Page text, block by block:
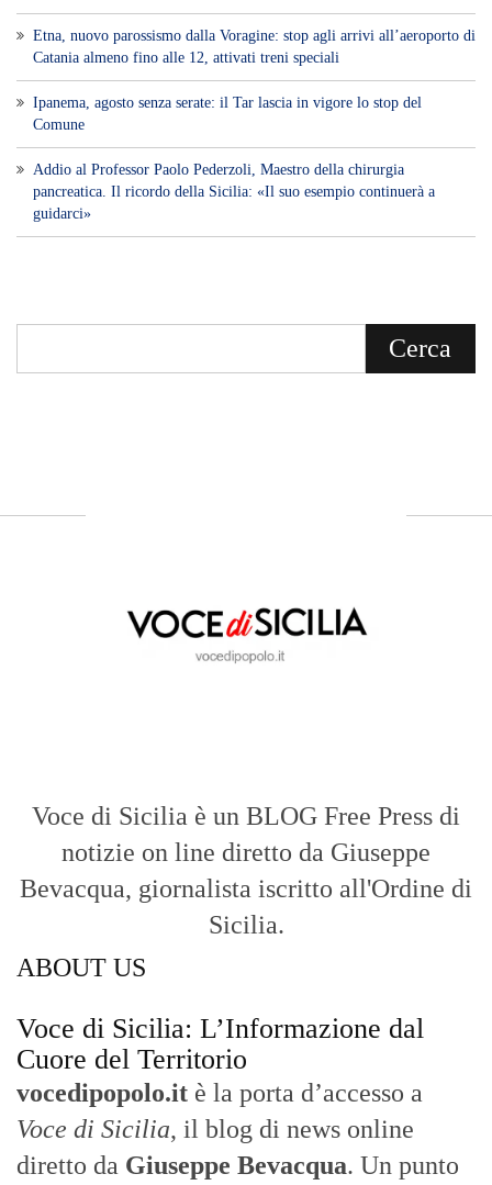
Etna, nuovo parossismo dalla Voragine: stop agli arrivi all’aeroporto di
Catania almeno fino alle 12, attivati treni speciali
Ipanema, agosto senza serate: il Tar lascia in vigore lo stop del
Comune
Addio al Professor Paolo Pederzoli, Maestro della chirurgia
pancreatica. Il ricordo della Sicilia: «Il suo esempio continuerà a
guidarci»
Voce di Sicilia è un BLOG Free Press di
notizie on line diretto da Giuseppe
Bevacqua, giornalista iscritto all'Ordine di
Sicilia.
ABOUT US
Voce di Sicilia: L’Informazione dal
Cuore del Territorio
vocedipopolo.it è la porta d’accesso a
Voce di Sicilia, il blog di news online
diretto da Giuseppe Bevacqua. Un punto